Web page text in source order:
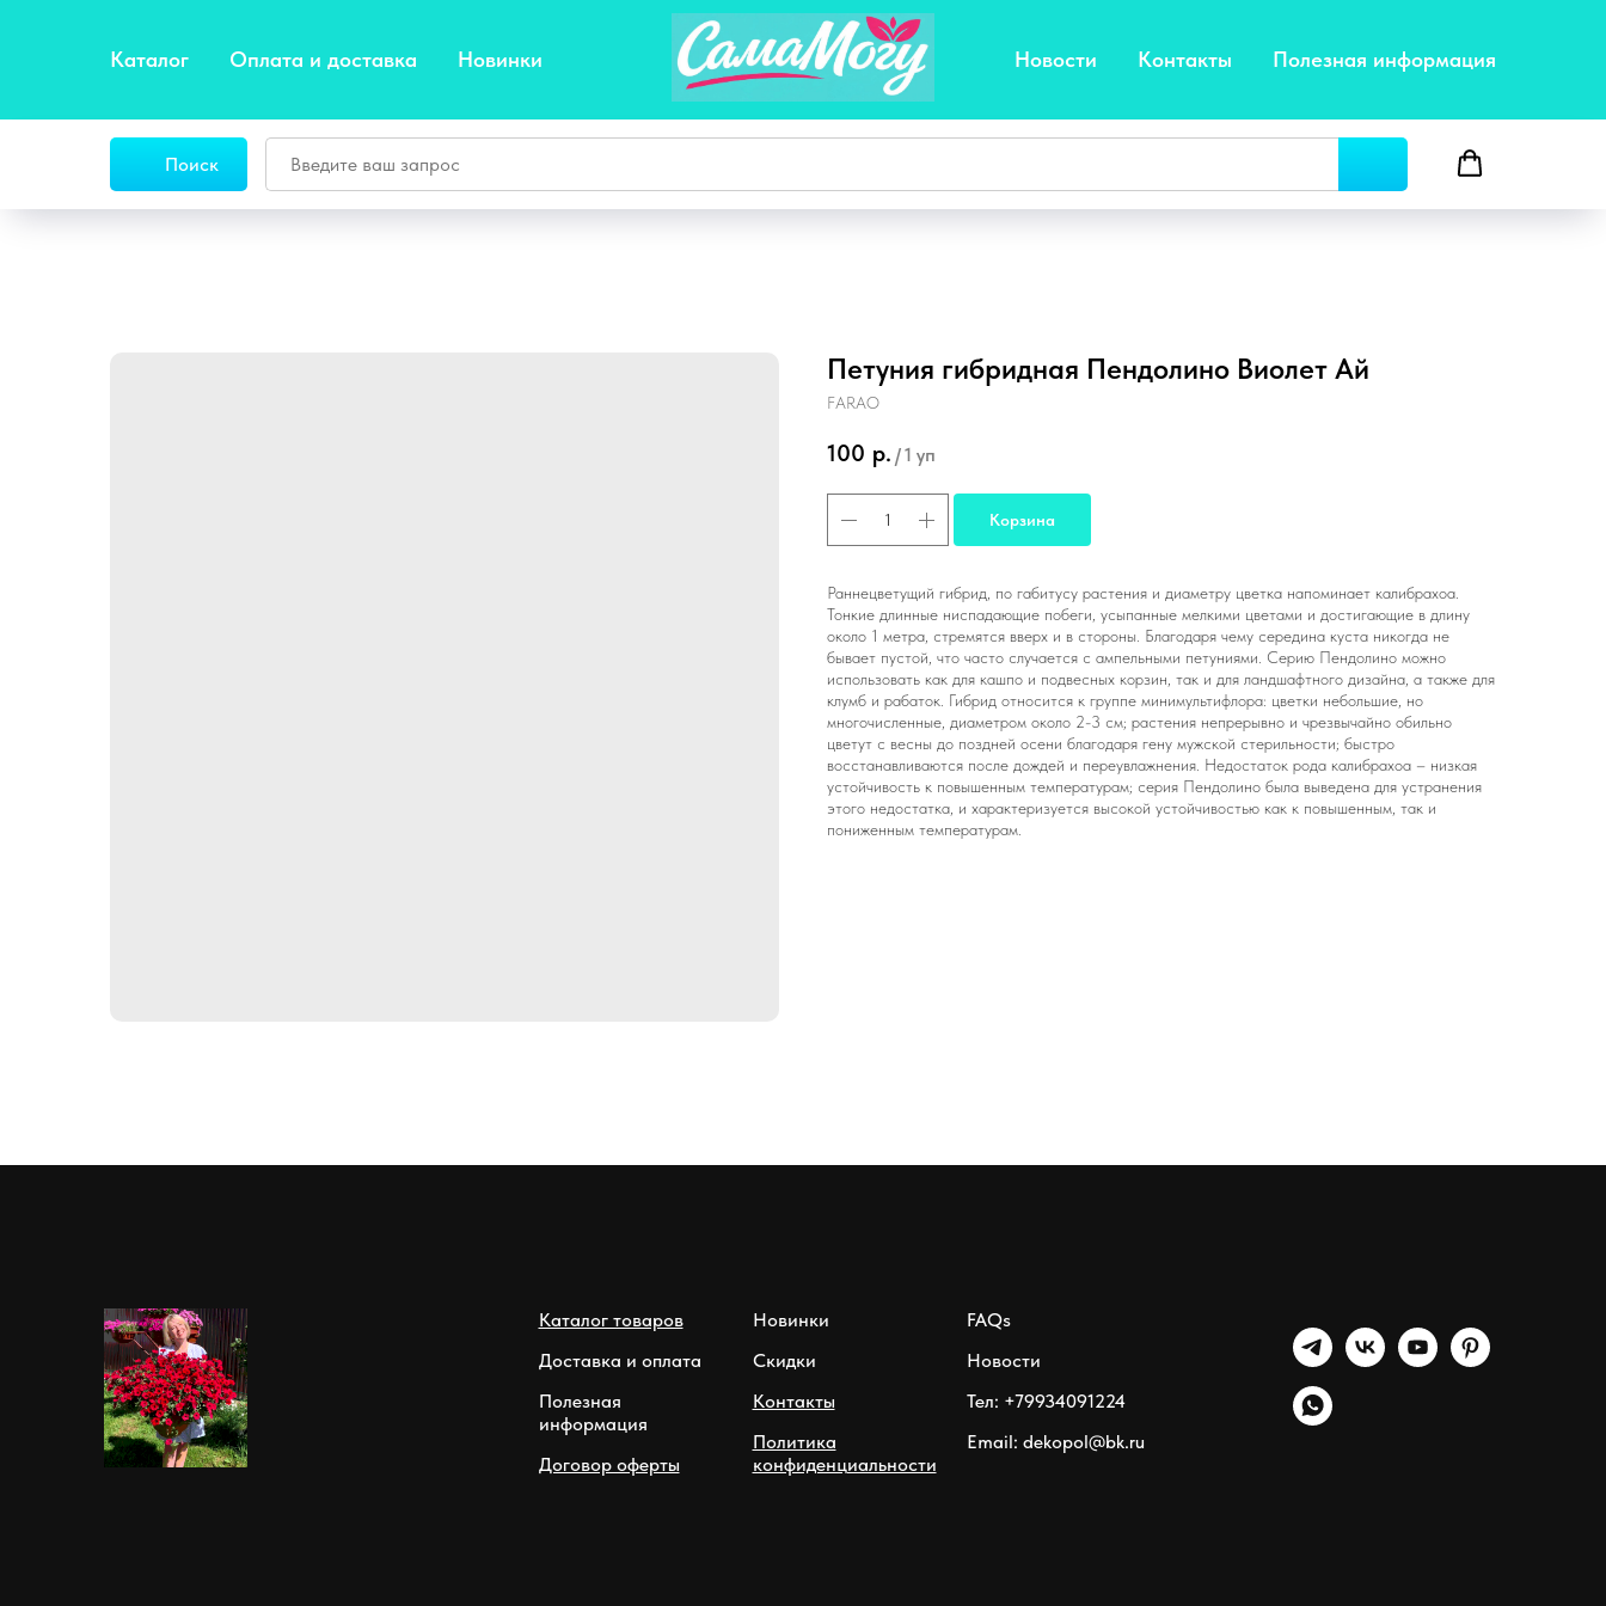
Каталог Оплата и доставка Новинки Новости Контакты Полезная информация
Поиск
Петуния гибридная Пендолино Виолет Ай
FARAO
100 р. /1 уп
Корзина
Раннецветущий гибрид, по габитусу растения и диаметру цветка напоминает калибрахоа.
Тонкие длинные ниспадающие побеги, усыпанные мелкими цветами и достигающие в длину
около 1 метра, стремятся вверх и в стороны. Благодаря чему середина куста никогда не
бывает пустой, что часто случается с ампельными петуниями. Серию Пендолино можно
использовать как для кашпо и подвесных корзин, так и для ландшафтного дизайна, а также для
клумб и рабаток. Гибрид относится к группе минимультифлора: цветки небольшие, но
многочисленные, диаметром около 2-3 см; растения непрерывно и чрезвычайно обильно
цветут с весны до поздней осени благодаря гену мужской стерильности; быстро
восстанавливаются после дождей и переувлажнения. Недостаток рода калибрахоа – низкая
устойчивость к повышенным температурам; серия Пендолино была выведена для устранения
этого недостатка, и характеризуется высокой устойчивостью как к повышенным, так и
пониженным температурам.
Каталог товаров
Доставка и оплата
Полезная
информация
Договор оферты
Новинки
Скидки
Контакты
Политика
конфиденциальности
FAQs
Новости
Тел: +79934091224
Email: dekopol@bk.ru